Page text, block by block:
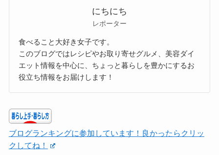
にちにち
レポーター
食べること大好き女子です。
このブログではレシピやお取り寄せグルメ、美容ダイ
エット情報を中心に、ちょっと暮らしを豊かにするお
役立ち情報をお届けします！
ブログランキングに参加しています！良かったらクリッ
クしてね！